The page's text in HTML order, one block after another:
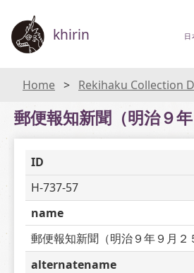
khirin 日
Home Rekihaku Collection Database (Collections Database
郵便報知新聞（明治９年
ID
H-737-57
name
郵便報知新聞（明治９年９月２
alternatename